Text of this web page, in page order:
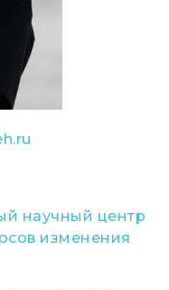
научный центр
изменения